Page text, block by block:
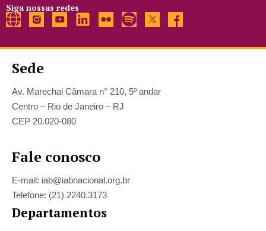
Siga nossas redes
Sede
Av. Marechal Câmara n° 210, 5º andar
Centro – Rio de Janeiro – RJ
CEP 20.020-080
Fale conosco
E-mail: iab@iabnacional.org.br
Telefone: (21) 2240.3173
Departamentos